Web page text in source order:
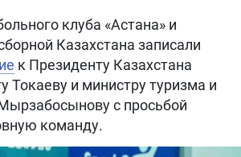
клуба «Астана» и
Казахстана записали
к Президенту Казахстана
и министру туризма и
с просьбой
команду.